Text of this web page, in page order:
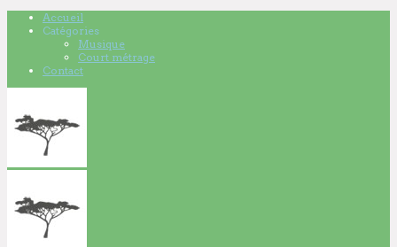
Accueil
Catégories
Musique
Court métrage
Contact